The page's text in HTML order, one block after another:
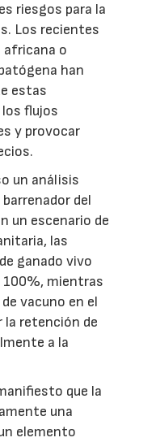
riesgos para la
Los recientes
africana o
han
estas
flujos
y provocar
un análisis
del
un escenario de
las
ganado vivo
100%, mientras
vacuno en el
la retención de
a la
que la
una
elemento